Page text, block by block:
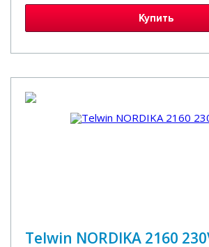
Купить
Telwin NORDIKA 2160